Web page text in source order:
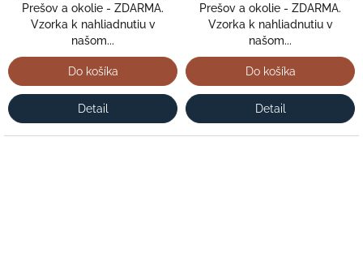
Prešov a okolie - ZDARMA.
Vzorka k nahliadnutiu v
našom...
Do košíka
Detail
Prešov a okolie - ZDARMA.
Vzorka k nahliadnutiu v
našom...
Do košíka
Detail